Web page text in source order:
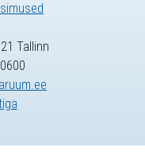
Tallinn